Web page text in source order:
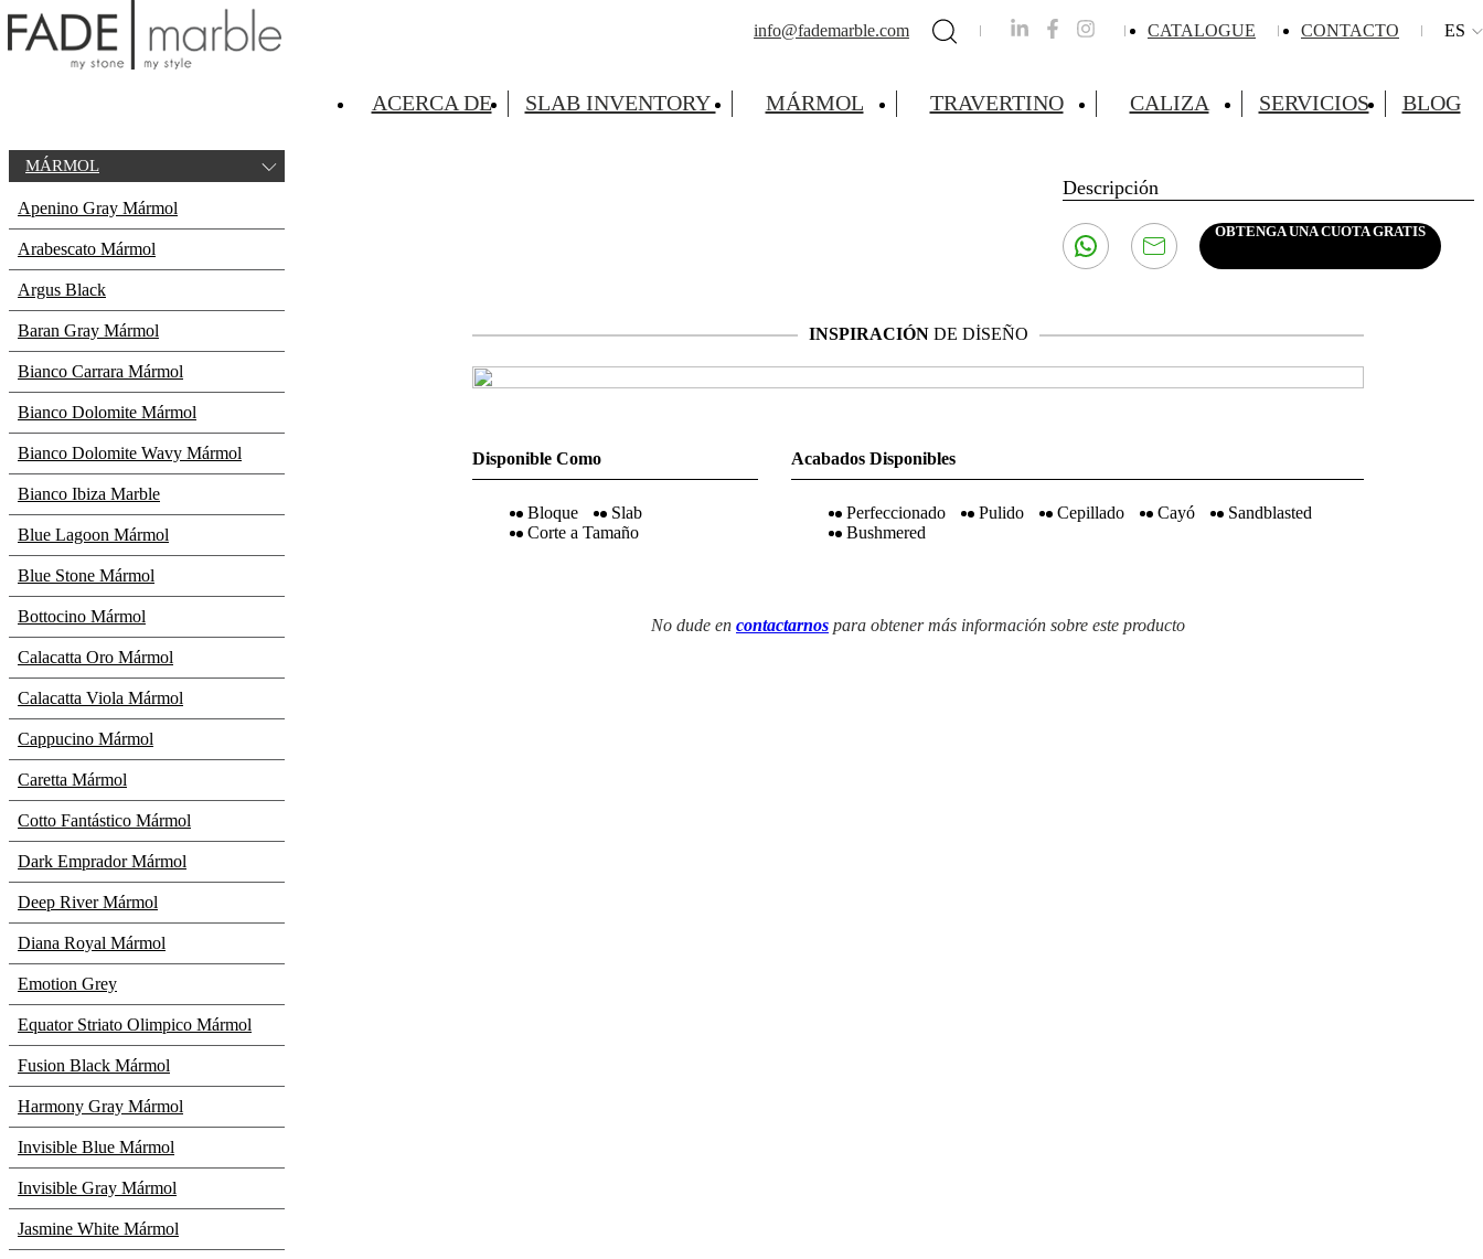
info@fademarble.com CATALOGUE CONTACTO ES
ACERCA DE SLAB INVENTORY MÁRMOL TRAVERTINO CALIZA SERVICIOS BLOG
MÁRMOL
MÁRMOL
Apenino Gray Mármol
Arabescato Mármol
Argus Black
Baran Gray Mármol
Bianco Carrara Mármol
Bianco Dolomite Mármol
Bianco Dolomite Wavy Mármol
Bianco Ibiza Marble
Blue Lagoon Mármol
Blue Stone Mármol
Bottocino Mármol
Calacatta Oro Mármol
Calacatta Viola Mármol
Cappucino Mármol
Caretta Mármol
Cotto Fantástico Mármol
Dark Emprador Mármol
Deep River Mármol
Diana Royal Mármol
Emotion Grey
Equator Striato Olimpico Mármol
Fusion Black Mármol
Harmony Gray Mármol
Invisible Blue Mármol
Invisible Gray Mármol
Jasmine White Mármol
Descripción
OBTENGA UNA CUOTA GRATIS
INSPIRACIÓNDE DİSEÑO
Disponible Como
Bloque
Slab
Corte a Tamaño
Acabados Disponibles
Perfeccionado Pulido Cepillado Cayó
Sandblasted
Bushmered
No dude en contactarnos para obtener más información sobre este producto